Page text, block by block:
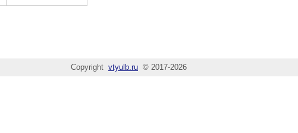
Copyright vtyulb.ru © 2017-2026